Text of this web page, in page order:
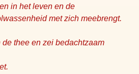
in het leven en de
met zich meebrengt.
thee en zei bedachtzaam